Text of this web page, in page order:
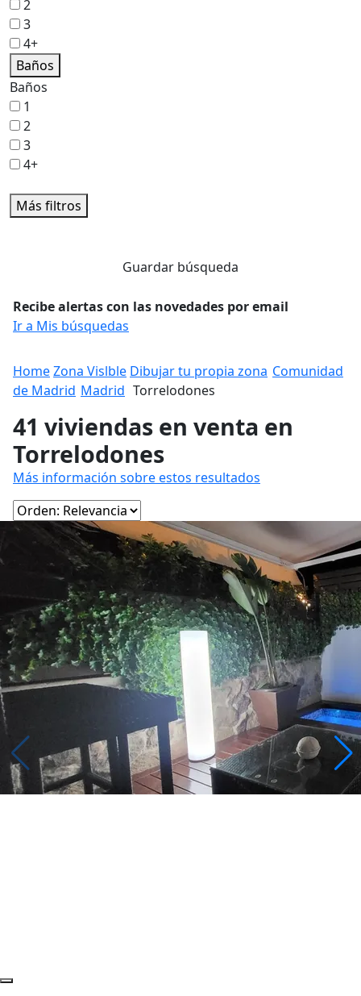
2
3
4+
Baños
Baños
1
2
3
4+
Más filtros
Guardar búsqueda
Recibe alertas con las novedades por email
Ir a Mis búsquedas
HomeZona Vislble Dibujar tu propia zona Comunidad
de Madrid Madrid Torrelodones
41 viviendas en venta en
Torrelodones
Más información sobre estos resultados